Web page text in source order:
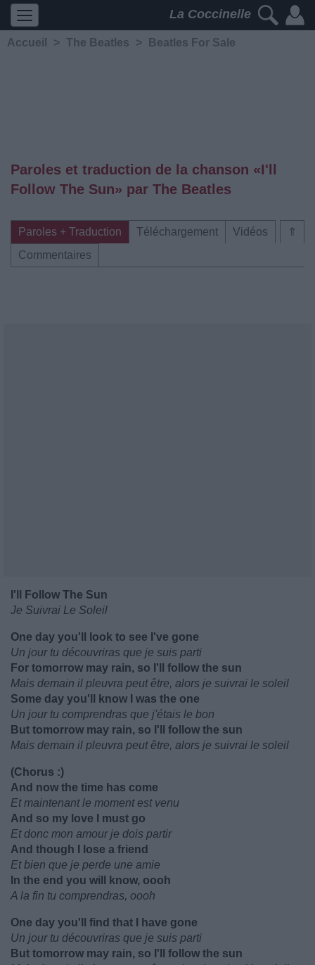
La Coccinelle
Accueil > The Beatles > Beatles For Sale
Paroles et traduction de la chanson «I'll
Follow The Sun» par The Beatles
⇑
Paroles + Traduction Téléchargement
Vidéos
Commentaires
I'll Follow The Sun
Je Suivrai Le Soleil
One day you'll look to see I've gone
Un jour tu découvriras que je suis parti
For tomorrow may rain, so I'll follow the sun
Mais demain il pleuvra peut être, alors je suivrai le soleil
Some day you'll know I was the one
Un jour tu comprendras que j'étais le bon
But tomorrow may rain, so I'll follow the sun
Mais demain il pleuvra peut être, alors je suivrai le soleil
(Chorus :)
And now the time has come
Et maintenant le moment est venu
And so my love I must go
Et donc mon amour je dois partir
And though I lose a friend
Et bien que je perde une amie
In the end you will know, oooh
A la fin tu comprendras, oooh
One day you'll find that I have gone
Un jour tu découvriras que je suis parti
But tomorrow may rain, so I'll follow the sun